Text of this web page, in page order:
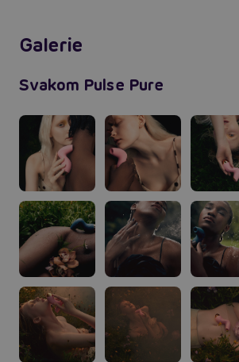
Galerie
Svakom Pulse Pure